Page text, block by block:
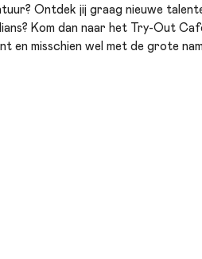
Ontdek jij graag nieuwe
Kom dan naar het Try-Out
en misschien wel met de grote